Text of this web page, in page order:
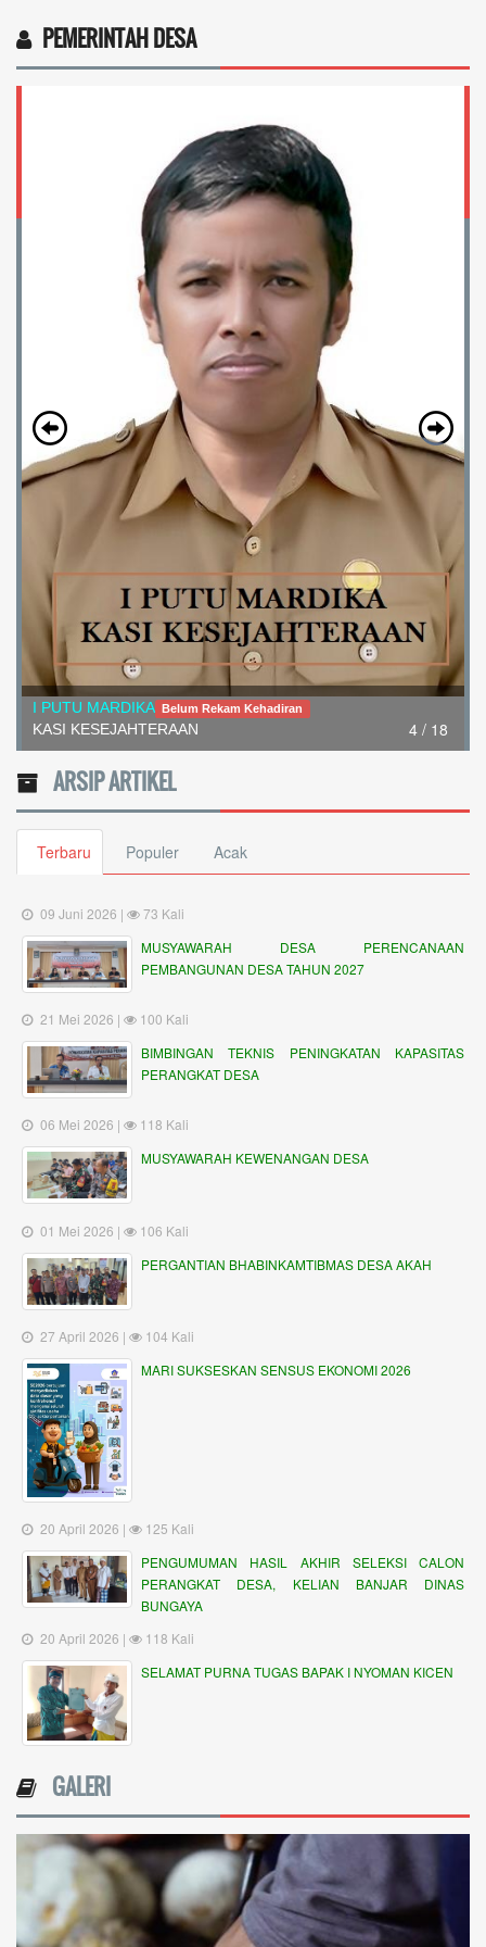
PEMERINTAH DESA
4 / 18
I PUTU MARDIKA Belum Rekam Kehadiran
KASI KESEJAHTERAAN
ARSIP ARTIKEL
Terbaru Populer Acak
09 Juni 2026 |
73 Kali
MUSYAWARAH DESA PERENCANAAN
PEMBANGUNAN DESA TAHUN 2027
21 Mei 2026 |
100 Kali
BIMBINGAN TEKNIS PENINGKATAN KAPASITAS
PERANGKAT DESA
06 Mei 2026 |
118 Kali
MUSYAWARAH KEWENANGAN DESA
01 Mei 2026 |
106 Kali
PERGANTIAN BHABINKAMTIBMAS DESA AKAH
27 April 2026 |
104 Kali
MARI SUKSESKAN SENSUS EKONOMI 2026
20 April 2026 |
125 Kali
PENGUMUMAN HASIL AKHIR SELEKSI CALON
PERANGKAT DESA, KELIAN BANJAR DINAS
BUNGAYA
20 April 2026 |
118 Kali
SELAMAT PURNA TUGAS BAPAK I NYOMAN KICEN
GALERI